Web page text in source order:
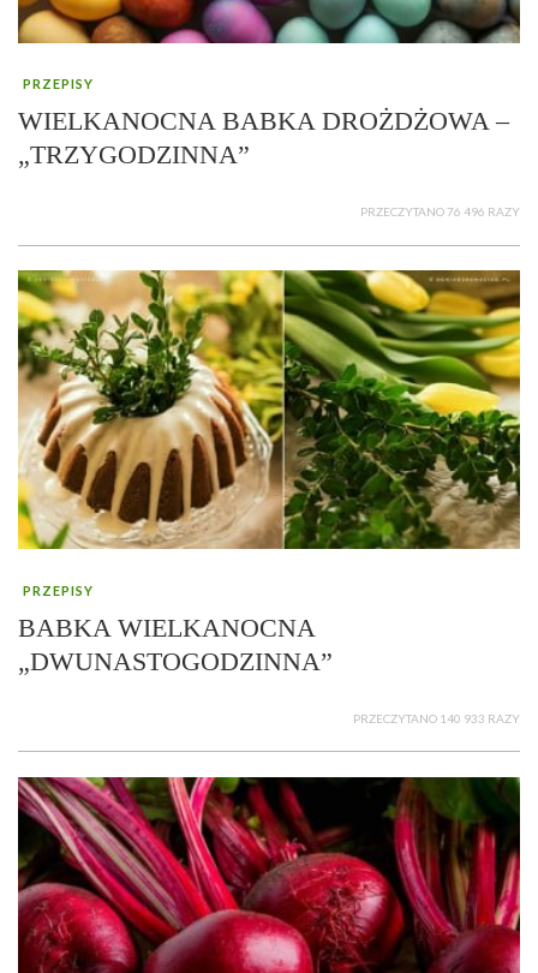
PRZEPISY
WIELKANOCNA BABKA DROŻDŻOWA –
„TRZYGODZINNA”
PRZECZYTANO 76 496 RAZY
PRZEPISY
BABKA WIELKANOCNA
„DWUNASTOGODZINNA”
PRZECZYTANO 140 933 RAZY